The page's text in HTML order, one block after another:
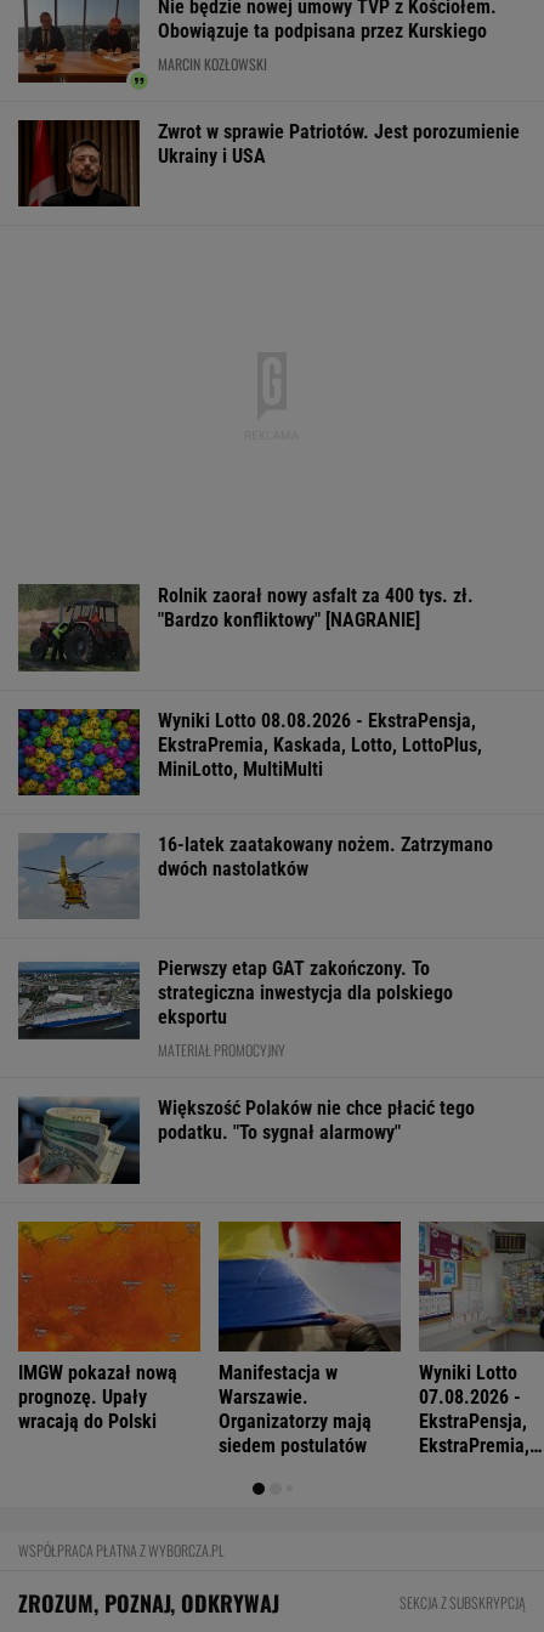
Nie będzie nowej umowy TVP z Kościołem.
Obowiązuje ta podpisana przez Kurskiego
MARCIN KOZŁOWSKI
Zwrot w sprawie Patriotów. Jest porozumienie
Ukrainy i USA
Rolnik zaorał nowy asfalt za 400 tys. zł.
"Bardzo konfliktowy" [NAGRANIE]
Wyniki Lotto 08.08.2026 - EkstraPensja,
EkstraPremia, Kaskada, Lotto, LottoPlus,
MiniLotto, MultiMulti
16-latek zaatakowany nożem. Zatrzymano
dwóch nastolatków
Pierwszy etap GAT zakończony. To
strategiczna inwestycja dla polskiego
eksportu
MATERIAŁ PROMOCYJNY
Większość Polaków nie chce płacić tego
podatku. "To sygnał alarmowy"
IMGW pokazał nową
prognozę. Upały
wracają do Polski
Manifestacja w
Warszawie.
Organizatorzy mają
siedem postulatów
Wyniki Lotto
07.08.2026 -
EkstraPensja,
EkstraPremia,
WSPÓŁPRACA PŁATNA Z WYBORCZA.PL
ZROZUM, POZNAJ, ODKRYWAJ SEKCJA Z SUBSKRYPCJĄ